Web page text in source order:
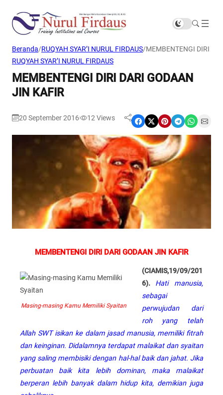
Beranda/RUQYAH SYAR’I NURUL FIRDAUS/MEMBENTENGI DIRI
RUQYAH SYAR’I NURUL FIRDAUS
MEMBENTENGI DIRI DARI GODAAN
JIN KAFIR
20 September 2016 12 Views Share on Facebook Share on X Share on Pinterest Share on Telegram Share on WhatsApp Share on Email
MEMBENTENGI DIRI DARI GODAAN JIN KAFIR
Masing-masing Kamu Memiliki Syaitan
(CIAMIS,19/09/201
6).
Hati manusia,
sebagai
perwujudan dari
roh yang telah
Allah SWT isikan ke dalam jasad manusia, memiliki fitrah
dan keinginan. Didalamnya terdapat malaikat dan syaitan
yang saling membisiki dengan hal-hal baik dan jahat. Jika
perbuatan baik kita lebih dominan, maka malaikat
berperan lebih banyak dalam hidup kita, demikian juga